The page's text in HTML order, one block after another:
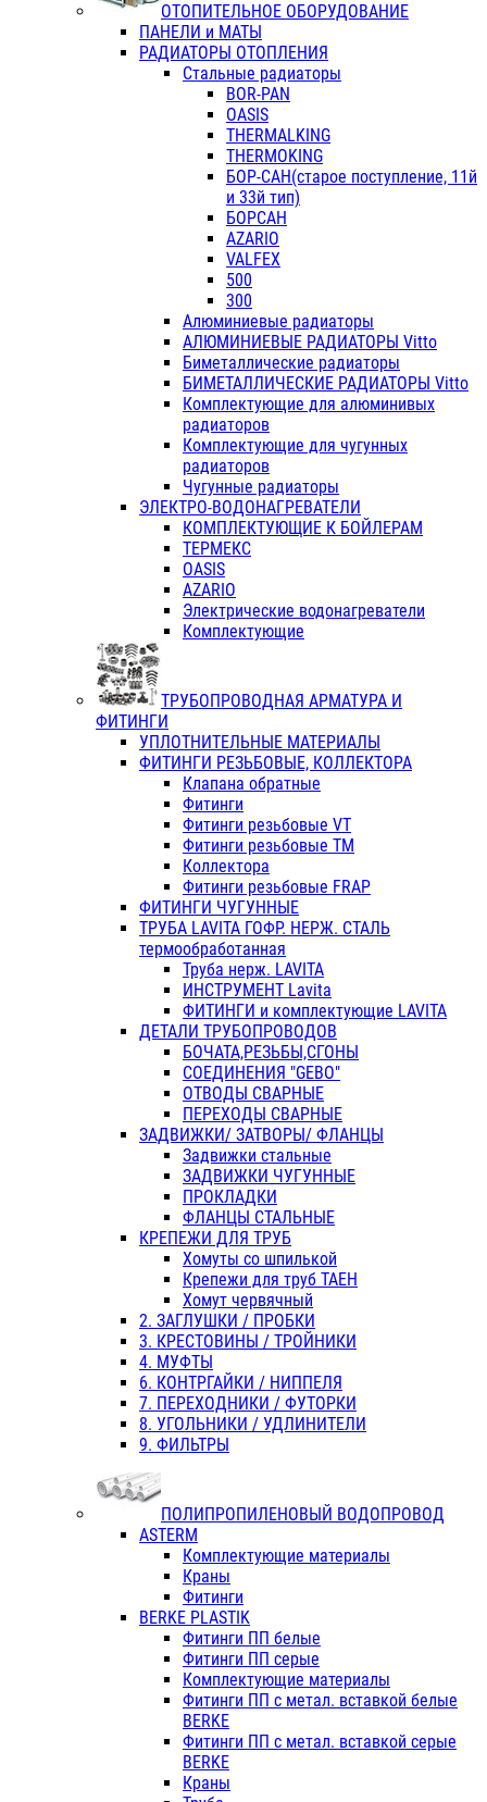
ОТОПИТЕЛЬНОЕ ОБОРУДОВАНИЕ
ПАНЕЛИ и МАТЫ
РАДИАТОРЫ ОТОПЛЕНИЯ
Стальные радиаторы
BOR-PAN
OASIS
THERMALKING
THERMOKING
БОР-САН(старое поступление, 11й
и 33й тип)
БОРСАН
AZARIO
VALFEX
500
300
Алюминиевые радиаторы
АЛЮМИНИЕВЫЕ РАДИАТОРЫ Vitto
Биметаллические радиаторы
БИМЕТАЛЛИЧЕСКИЕ РАДИАТОРЫ Vitto
Комплектующие для алюминивых
радиаторов
Комплектующие для чугунных
радиаторов
Чугунные радиаторы
ЭЛЕКТРО-ВОДОНАГРЕВАТЕЛИ
КОМПЛЕКТУЮЩИЕ К БОЙЛЕРАМ
ТЕРМЕКС
OASIS
AZARIO
Электрические водонагреватели
Комплектующие
ТРУБОПРОВОДНАЯ АРМАТУРА И
ФИТИНГИ
УПЛОТНИТЕЛЬНЫЕ МАТЕРИАЛЫ
ФИТИНГИ РЕЗЬБОВЫЕ, КОЛЛЕКТОРА
Клапана обратные
Фитинги
Фитинги резьбовые VT
Фитинги резьбовые ТМ
Коллектора
Фитинги резьбовые FRAP
ФИТИНГИ ЧУГУННЫЕ
ТРУБА LAVITA ГОФР. НЕРЖ. СТАЛЬ
термообработанная
Труба нерж. LAVITA
ИНСТРУМЕНТ Lavita
ФИТИНГИ и комплектующие LAVITA
ДЕТАЛИ ТРУБОПРОВОДОВ
БОЧАТА,РЕЗЬБЫ,СГОНЫ
СОЕДИНЕНИЯ "GEBO"
ОТВОДЫ СВАРНЫЕ
ПЕРЕХОДЫ СВАРНЫЕ
ЗАДВИЖКИ/ ЗАТВОРЫ/ ФЛАНЦЫ
Задвижки стальные
ЗАДВИЖКИ ЧУГУННЫЕ
ПРОКЛАДКИ
ФЛАНЦЫ СТАЛЬНЫЕ
КРЕПЕЖИ ДЛЯ ТРУБ
Хомуты со шпилькой
Крепежи для труб ТАЕН
Хомут червячный
2. ЗАГЛУШКИ / ПРОБКИ
3. КРЕСТОВИНЫ / ТРОЙНИКИ
4. МУФТЫ
6. КОНТРГАЙКИ / НИППЕЛЯ
7. ПЕРЕХОДНИКИ / ФУТОРКИ
8. УГОЛЬНИКИ / УДЛИНИТЕЛИ
9. ФИЛЬТРЫ
ПОЛИПРОПИЛЕНОВЫЙ ВОДОПРОВОД
ASTERM
Комплектующие материалы
Краны
Фитинги
BERKE PLASTIK
Фитинги ПП белые
Фитинги ПП серые
Комплектующие материалы
Фитинги ПП с метал. вставкой белые
BERKE
Фитинги ПП с метал. вставкой серые
BERKE
Краны